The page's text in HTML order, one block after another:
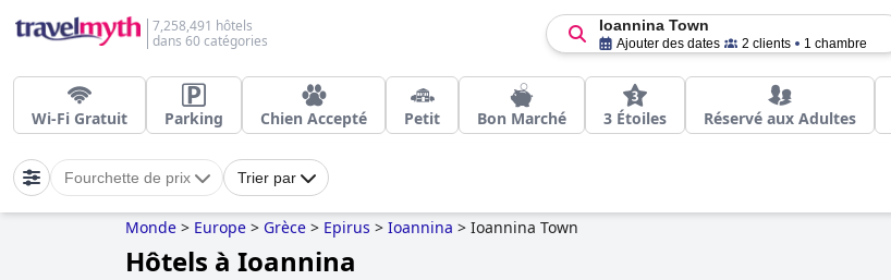
7,258,491 hôtels
dans 60 catégories
Ioannina Town
Ajouter des dates 2 clients 1 chambre
Wi-Fi Gratuit Parking Chien Accepté Petit Bon Marché 3 Étoiles Réservé aux Adultes
Fourchette de prix Trier par
Monde > Europe > Grèce > Epirus > Ioannina > Ioannina Town
Hôtels à Ioannina